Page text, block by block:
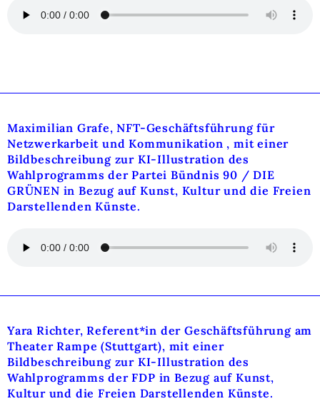
Maximilian Grafe, NFT-Geschäftsführung für
Netzwerkarbeit und Kommunikation , mit einer
Bildbeschreibung zur KI-Illustration des
Wahlprogramms der Partei Bündnis 90 / DIE
GRÜNEN in Bezug auf Kunst, Kultur und die Freien
Darstellenden Künste.
Yara Richter, Referent*in der Geschäftsführung am
Theater Rampe (Stuttgart), mit einer
Bildbeschreibung zur KI-Illustration des
Wahlprogramms der FDP in Bezug auf Kunst,
Kultur und die Freien Darstellenden Künste.